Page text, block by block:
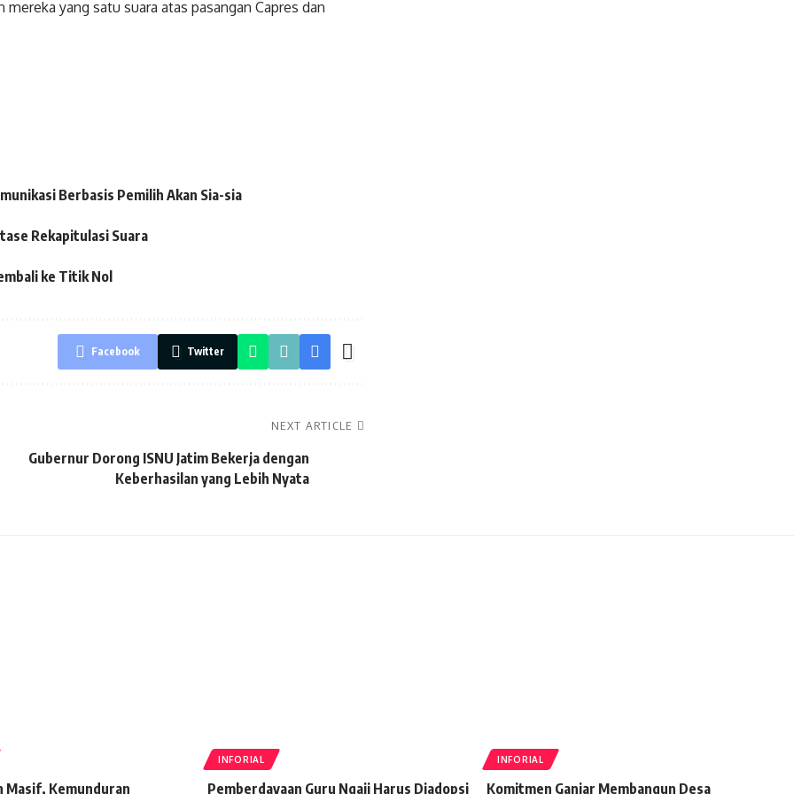
yang satu suara atas pasangan Capres dan
Berbasis Pemilih Akan Sia-sia
Rekapitulasi Suara
ke Titik Nol
Facebook Twitter
NEXT ARTICLE
Gubernur Dorong ISNU Jatim Bekerja dengan
Keberhasilan yang Lebih Nyata
Masif, Kemunduran
INFORIAL
Pemberdayaan Guru Ngaji Harus Diadopsi
INFORIAL
Komitmen Ganjar Membangun Desa